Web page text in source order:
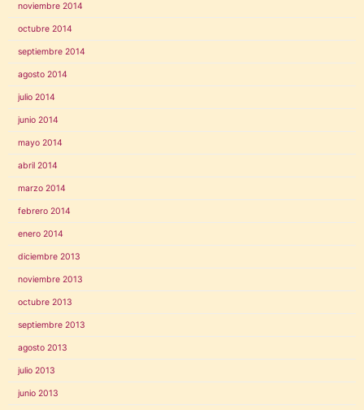
noviembre 2014
octubre 2014
septiembre 2014
agosto 2014
julio 2014
junio 2014
mayo 2014
abril 2014
marzo 2014
febrero 2014
enero 2014
diciembre 2013
noviembre 2013
octubre 2013
septiembre 2013
agosto 2013
julio 2013
junio 2013